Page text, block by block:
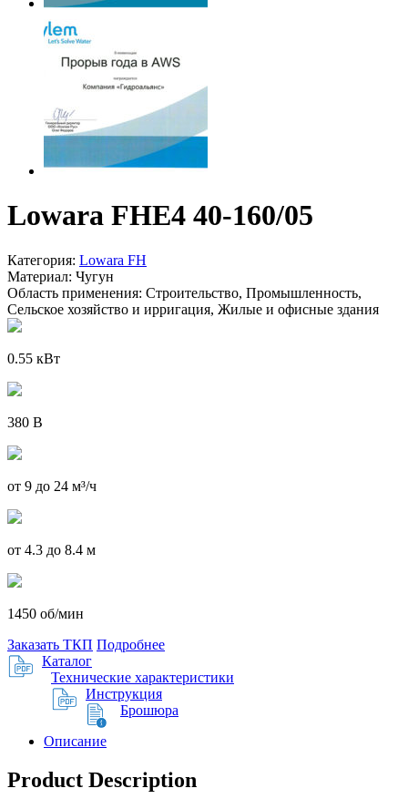
Lowara FHE4 40-160/05
Категория: Lowara FH
Материал: Чугун
Область применения: Строительство, Промышленность,
Сельское хозяйство и ирригация, Жилые и офисные здания
0.55 кВт
380 В
от 9 до 24 м³/ч
от 4.3 до 8.4 м
1450 об/мин
Заказать ТКП Подробнее
Каталог
Технические характеристики
Инструкция
Брошюра
Описание
Product Description